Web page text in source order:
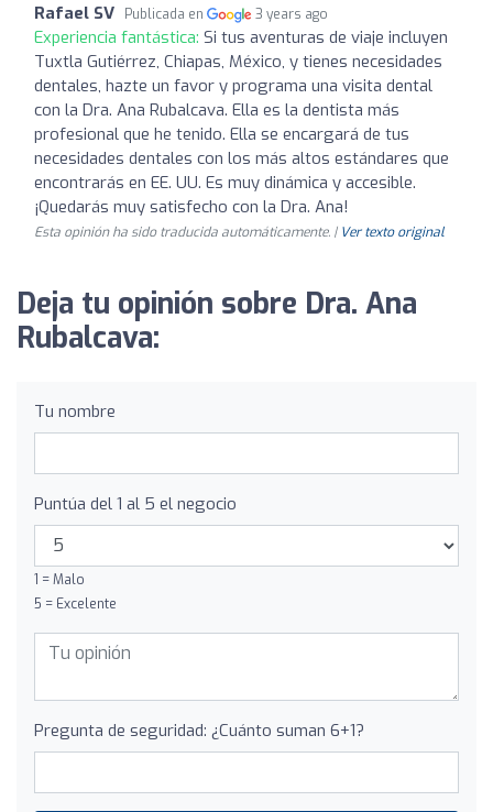
Rafael SV Publicada en 3 years ago
Experiencia fantástica: Si tus aventuras de viaje incluyen
Tuxtla Gutiérrez, Chiapas, México, y tienes necesidades
dentales, hazte un favor y programa una visita dental
con la Dra. Ana Rubalcava. Ella es la dentista más
profesional que he tenido. Ella se encargará de tus
necesidades dentales con los más altos estándares que
encontrarás en EE. UU. Es muy dinámica y accesible.
¡Quedarás muy satisfecho con la Dra. Ana!
Esta opinión ha sido traducida automáticamente. | Ver texto original
Deja tu opinión sobre Dra. Ana
Rubalcava:
Tu nombre
Puntúa del 1 al 5 el negocio
1 = Malo
5 = Excelente
Pregunta de seguridad: ¿Cuánto suman 6+1?